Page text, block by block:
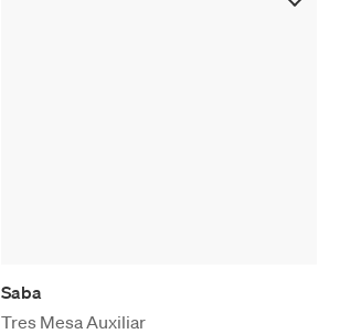
Saba
Tres Mesa Auxiliar